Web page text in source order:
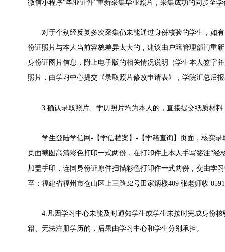
微信小程序“毕业证件”重新采集毕业照片，采集成功的同步至
对于个别经反复多次采集仍未能通过身份核验的学生，如有
份证照片与本人当前容貌差异太大的，建议由户籍管理部门重
身份证图片信息，附上电子版的相关情况说明（学生本人签字
照片，由学习中心提交《录取照片修改申请表》，学院汇总后
3.确认录取照片、学历照片均为本人的，直接提交纸质材料
学生登陆学信网-【学信档案】-【学籍查询】页面，核实录
页面截图高清彩色打印一式两份，在打印件上本人手写签注“经
加盖手印，连同身份证原件扫描彩色打印件一式两份，交由学
至：福建省福州市仓山区上三路32号田家炳楼409 张老师收
4.凡因学习中心未能及时通知学生或学生未按时完成身份核
籍、无法注册学历的，后果由学习中心和学生分别承担。